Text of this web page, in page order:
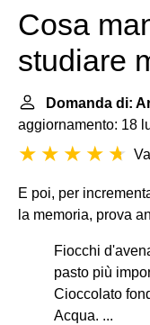
Cosa
studiare
Domanda di:
aggiornamento: 18
E poi, per
la memoria, prova
Fiocchi
pasto più
Cioccolato
Acqua. ...